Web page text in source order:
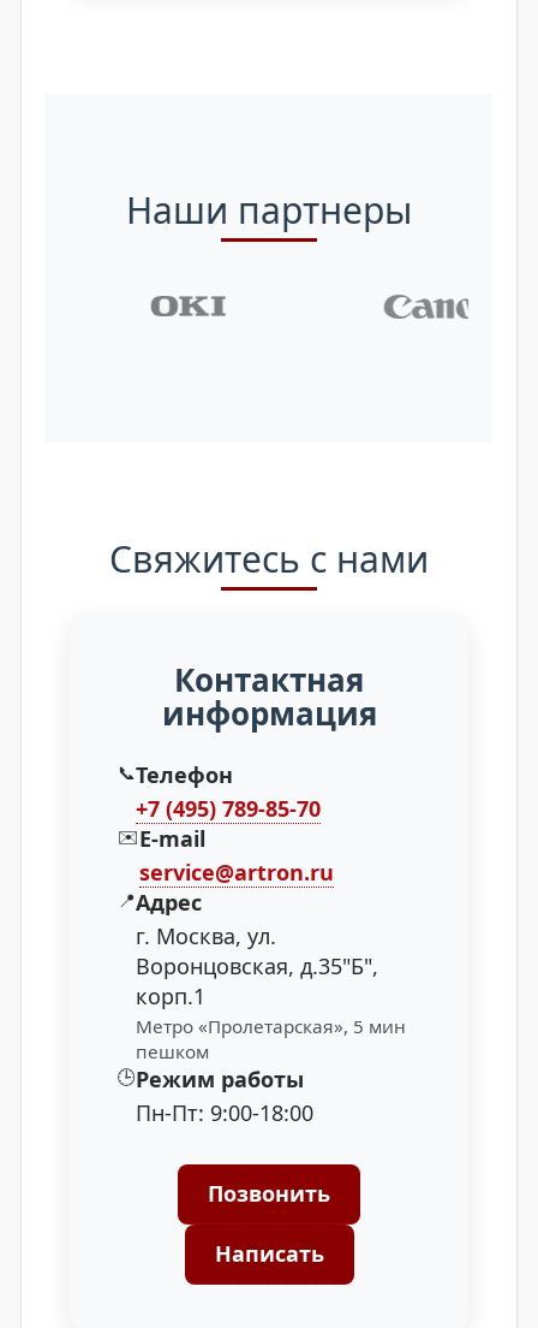
Наши партнеры
Свяжитесь с нами
Контактная
информация
📞Телефон
+7 (495) 789-85-70
✉️E-mail
service@artron.ru
📍Адрес
г. Москва, ул.
Воронцовская, д.35"Б",
корп.1
Метро «Пролетарская», 5 мин
пешком
🕒Режим работы
Пн-Пт: 9:00-18:00
Позвонить
Написать